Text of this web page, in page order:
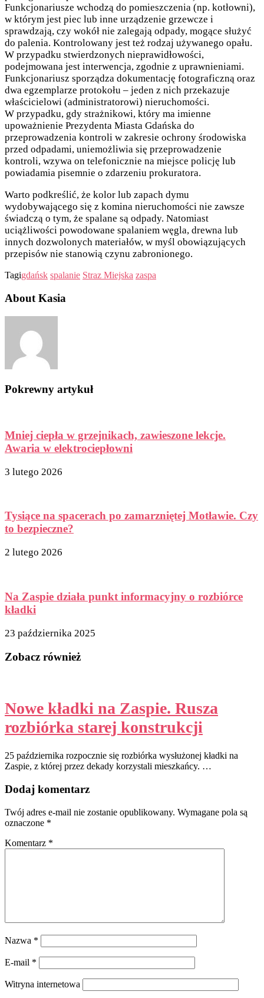
Funkcjonariusze wchodzą do pomieszczenia (np. kotłowni),
w którym jest piec lub inne urządzenie grzewcze i
sprawdzają, czy wokół nie zalegają odpady, mogące służyć
do palenia. Kontrolowany jest też rodzaj używanego opału.
W przypadku stwierdzonych nieprawidłowości,
podejmowana jest interwencja, zgodnie z uprawnieniami.
Funkcjonariusz sporządza dokumentację fotograficzną oraz
dwa egzemplarze protokołu – jeden z nich przekazuje
właścicielowi (administratorowi) nieruchomości.
W przypadku, gdy strażnikowi, który ma imienne
upoważnienie Prezydenta Miasta Gdańska do
przeprowadzenia kontroli w zakresie ochrony środowiska
przed odpadami, uniemożliwia się przeprowadzenie
kontroli, wzywa on telefonicznie na miejsce policję lub
powiadamia pisemnie o zdarzeniu prokuratora.
Warto podkreślić, że kolor lub zapach dymu
wydobywającego się z komina nieruchomości nie zawsze
świadczą o tym, że spalane są odpady. Natomiast
uciążliwości powodowane spalaniem węgla, drewna lub
innych dozwolonych materiałów, w myśl obowiązujących
przepisów nie stanowią czynu zabronionego.
Tagigdańsk spalanie Straz Miejska zaspa
About Kasia
Pokrewny artykuł
Mniej ciepła w grzejnikach, zawieszone lekcje.
Awaria w elektrociepłowni
3 lutego 2026
Tysiące na spacerach po zamarzniętej Motławie. Czy
to bezpieczne?
2 lutego 2026
Na Zaspie działa punkt informacyjny o rozbiórce
kładki
23 października 2025
Zobacz również
Nowe kładki na Zaspie. Rusza
rozbiórka starej konstrukcji
25 października rozpocznie się rozbiórka wysłużonej kładki na
Zaspie, z której przez dekady korzystali mieszkańcy. …
Dodaj komentarz
Twój adres e-mail nie zostanie opublikowany. Wymagane pola są
oznaczone *
Komentarz *
Nazwa *
E-mail *
Witryna internetowa